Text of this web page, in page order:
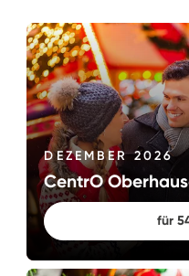
DEZEMBER 2026
CentrO
für